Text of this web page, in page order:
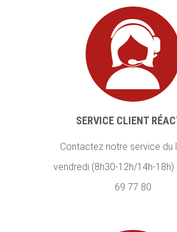
SERVICE CLIENT
Contactez notre service du
vendredi (8h30-12h/14h-18h)
69 77 80